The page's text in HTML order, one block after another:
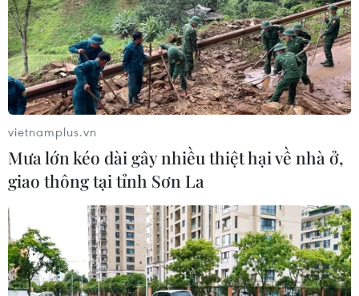
vietnamplus.vn
Mưa lớn kéo dài gây nhiều thiệt hại về nhà ở,
giao thông tại tỉnh Sơn La